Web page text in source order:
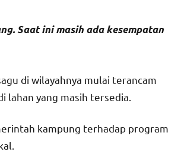
Saat ini masih ada kesempatan
di wilayahnya mulai terancam
lahan yang masih tersedia.
kampung terhadap program